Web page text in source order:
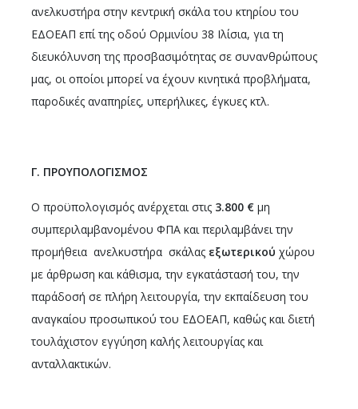
ανελκυστήρα στην κεντρική σκάλα του κτηρίου του
ΕΔΟΕΑΠ επί της οδού Ορμινίου 38 Ιλίσια, για τη
διευκόλυνση της προσβασιμότητας σε συνανθρώπους
μας, οι οποίοι μπορεί να έχουν κινητικά προβλήματα,
παροδικές αναπηρίες, υπερήλικες, έγκυες κτλ.
Γ. ΠΡΟΥΠΟΛΟΓΙΣΜΟΣ
Ο προϋπολογισμός ανέρχεται στις 3.800 € μη
συμπεριλαμβανομένου ΦΠΑ και περιλαμβάνει την
προμήθεια ανελκυστήρα σκάλας εξωτερικού χώρου
με άρθρωση και κάθισμα, την εγκατάστασή του, την
παράδοσή σε πλήρη λειτουργία, την εκπαίδευση του
αναγκαίου προσωπικού του ΕΔΟΕΑΠ, καθώς και διετή
τουλάχιστον εγγύηση καλής λειτουργίας και
ανταλλακτικών.